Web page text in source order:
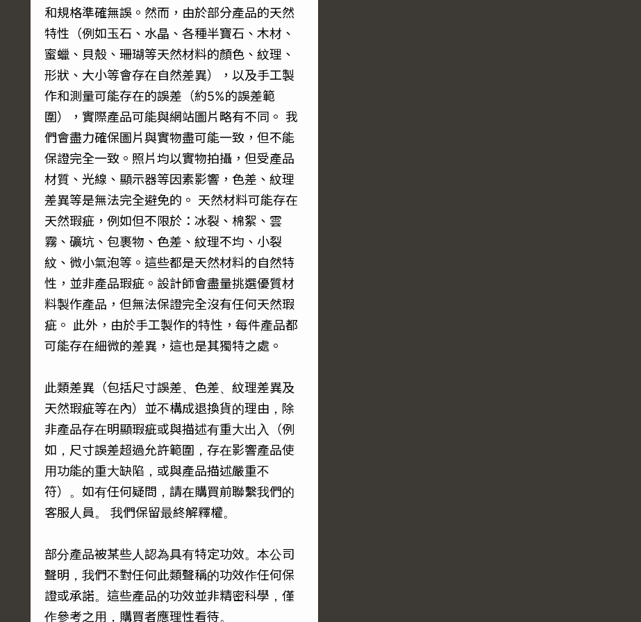
和規格準確無誤。然而，由於部分產品的天然
特性（例如玉石、水晶、各種半寶石、木材、
蜜蠟、貝殼、珊瑚等天然材料的顏色、紋理、
形狀、大小等會存在自然差異），以及手工製
作和測量可能存在的誤差（約5%的誤差範
圍），實際產品可能與網站圖片略有不同。 我
們會盡力確保圖片與實物盡可能一致，但不能
保證完全一致。照片均以實物拍攝，但受產品
材質、光線、顯示器等因素影響，色差、紋理
差異等是無法完全避免的。 天然材料可能存在
天然瑕疵，例如但不限於：冰裂、棉絮、雲
霧、礦坑、包裹物、色差、紋理不均、小裂
紋、微小氣泡等。這些都是天然材料的自然特
性，並非產品瑕疵。設計師會盡量挑選優質材
料製作產品，但無法保證完全沒有任何天然瑕
疵。 此外，由於手工製作的特性，每件產品都
可能存在細微的差異，這也是其獨特之處。
此類差異（包括尺寸誤差、色差、紋理差異及
天然瑕疵等在內）並不構成退換貨的理由，除
非產品存在明顯瑕疵或與描述有重大出入（例
如，尺寸誤差超過允許範圍，存在影響產品使
用功能的重大缺陷，或與產品描述嚴重不
符）。如有任何疑問，請在購買前聯繫我們的
客服人員。 我們保留最終解釋權。
部分產品被某些人認為具有特定功效。本公司
聲明，我們不對任何此類聲稱的功效作任何保
證或承諾。這些產品的功效並非精密科學，僅
作參考之用，購買者應理性看待。